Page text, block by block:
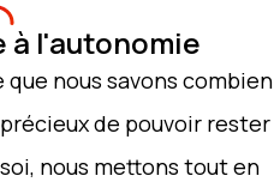
à l'autonomie
que nous savons combien
de pouvoir rester
nous mettons tout en